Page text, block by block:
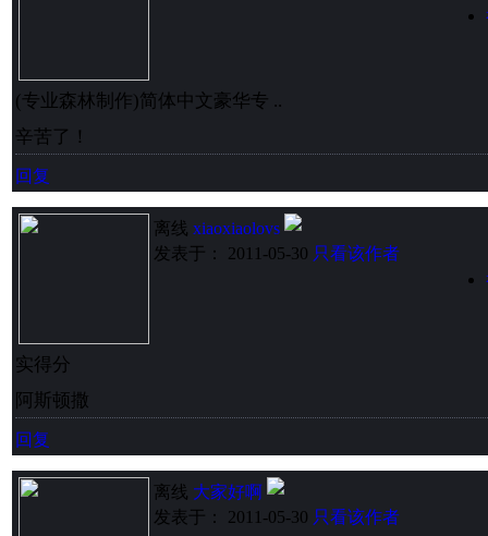
(专业森林制作)简体中文豪华专 ..
辛苦了！
回复
离线 xiaoxiaolovs
发表于： 2011-05-30 只看该作者
实得分
阿斯顿撒
回复
离线 大家好啊
发表于： 2011-05-30 只看该作者